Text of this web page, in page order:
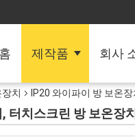
홈 제작품 회사
치 IP20 와이파이 방 보온
터치스크린 방 보온장